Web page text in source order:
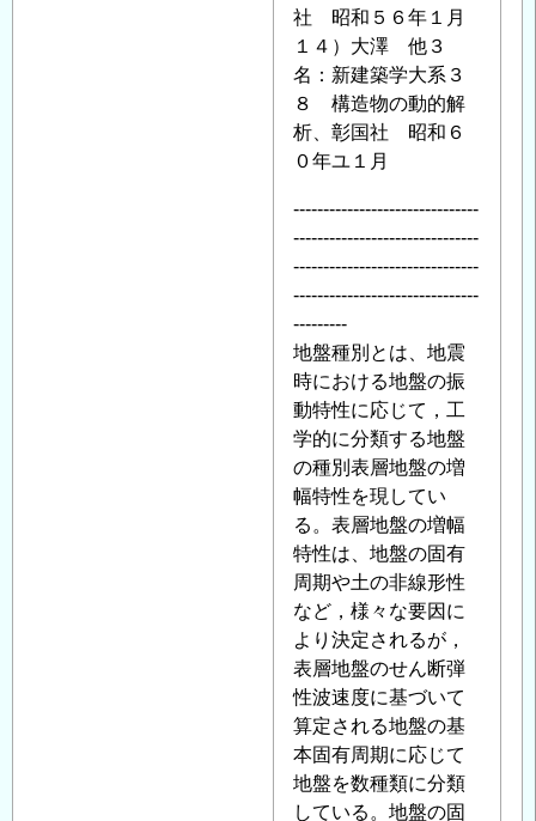
社 昭和５６年１月
１４）大澤 他３
名：新建築学大系３
８ 構造物の動的解
析、彰国社 昭和６
０年ユ１月
-------------------------------
-------------------------------
-------------------------------
-------------------------------
---------
地盤種別とは、地震
時における地盤の振
動特性に応じて，工
学的に分類する地盤
の種別表層地盤の増
幅特性を現してい
る。表層地盤の増幅
特性は、地盤の固有
周期や土の非線形性
など，様々な要因に
より決定されるが，
表層地盤のせん断弾
性波速度に基づいて
算定される地盤の基
本固有周期に応じて
地盤を数種類に分類
している。地盤の固